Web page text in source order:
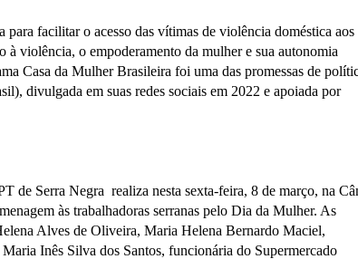
facilitar o acesso das vítimas de violência doméstica aos
à violência, o empoderamento da mulher e sua autonomia
Casa da Mulher Brasileira foi uma das promessas de
divulgada em suas redes sociais em 2022 e apoiada por
de Serra Negra realiza nesta sexta-feira, 8 de março, na
às trabalhadoras serranas pelo Dia da Mulher. As
Alves de Oliveira, Maria Helena Bernardo Maciel,
Inês Silva dos Santos, funcionária do Supermercado